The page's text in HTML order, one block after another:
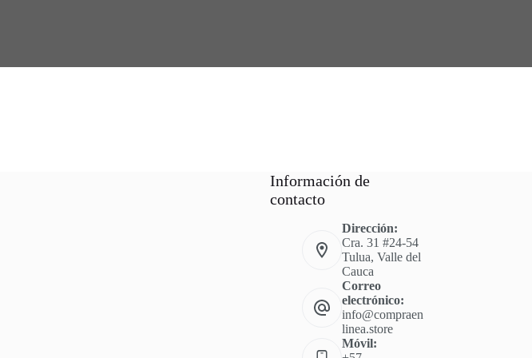
Información de
contacto
Dirección:
Cra. 31 #24-54
Tulua, Valle del
Cauca
Correo
electrónico:
info@compraen
linea.store
Móvil: